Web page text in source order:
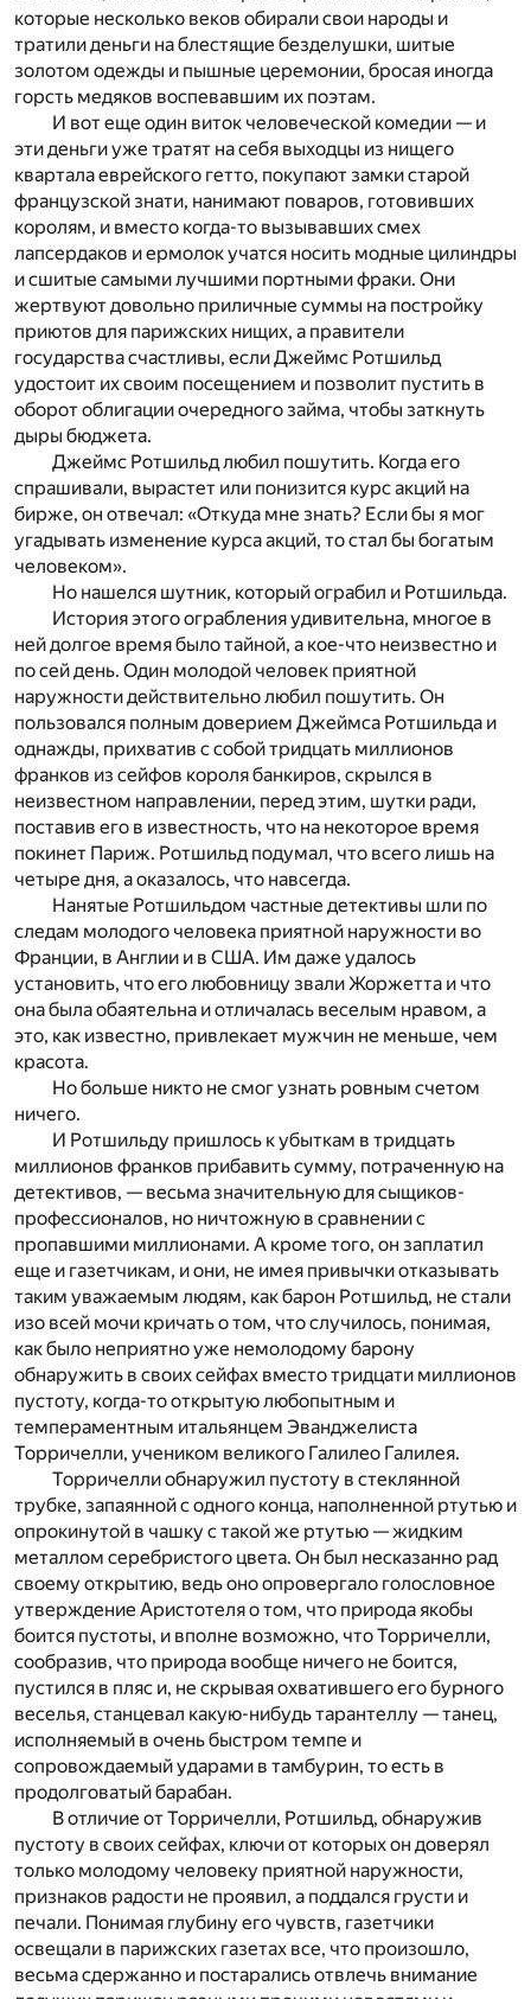
которые несколько веков обирали свои народы и
тратили деньги на блестящие безделушки, шитые
золотом одежды и пышные церемонии, бросая иногда
горсть медяков воспевавшим их поэтам.
И вот еще один виток человеческой комедии — и
эти деньги уже тратят на себя выходцы из нищего
квартала еврейского гетто, покупают замки старой
французской знати, нанимают поваров, готовивших
королям, и вместо когда-то вызывавших смех
лапсердаков и ермолок учатся носить модные цилиндры
и сшитые самыми лучшими портными фраки. Они
жертвуют довольно приличные суммы на постройку
приютов для парижских нищих, а правители
государства счастливы, если Джеймс Ротшильд
удостоит их своим посещением и позволит пустить в
оборот облигации очередного займа, чтобы заткнуть
дыры бюджета.
Джеймс Ротшильд любил пошутить. Когда его
спрашивали, вырастет или понизится курс акций на
бирже, он отвечал: «Откуда мне знать? Если бы я мог
угадывать изменение курса акций, то стал бы богатым
человеком».
Но нашелся шутник, который ограбил и Ротшильда.
История этого ограбления удивительна, многое в
ней долгое время было тайной, а кое-что неизвестно и
по сей день. Один молодой человек приятной
наружности действительно любил пошутить. Он
пользовался полным доверием Джеймса Ротшильда и
однажды, прихватив с собой тридцать миллионов
франков из сейфов короля банкиров, скрылся в
неизвестном направлении, перед этим, шутки ради,
поставив его в известность, что на некоторое время
покинет Париж. Ротшильд подумал, что всего лишь на
четыре дня, а оказалось, что навсегда.
Нанятые Ротшильдом частные детективы шли по
следам молодого человека приятной наружности во
Франции, в Англии и в США. Им даже удалось
установить, что его любовницу звали Жоржетта и что
она была обаятельна и отличалась веселым нравом, а
это, как известно, привлекает мужчин не меньше, чем
красота.
Но больше никто не смог узнать ровным счетом
ничего.
И Ротшильду пришлось к убыткам в тридцать
миллионов франков прибавить сумму, потраченную на
детективов, — весьма значительную для сыщиков-
профессионалов, но ничтожную в сравнении с
пропавшими миллионами. А кроме того, он заплатил
еще и газетчикам, и они, не имея привычки отказывать
таким уважаемым людям, как барон Ротшильд, не стали
изо всей мочи кричать о том, что случилось, понимая,
как было неприятно уже немолодому барону
обнаружить в своих сейфах вместо тридцати миллионов
пустоту, когда-то открытую любопытным и
темпераментным итальянцем Эванджелиста
Торричелли, учеником великого Галилео Галилея.
Торричелли обнаружил пустоту в стеклянной
трубке, запаянной с одного конца, наполненной ртутью и
опрокинутой в чашку с такой же ртутью — жидким
металлом серебристого цвета. Он был несказанно рад
своему открытию, ведь оно опровергало голословное
утверждение Аристотеля о том, что природа якобы
боится пустоты, и вполне возможно, что Торричелли,
сообразив, что природа вообще ничего не боится,
пустился в пляс и, не скрывая охватившего его бурного
веселья, станцевал какую-нибудь тарантеллу — танец,
исполняемый в очень быстром темпе и
сопровождаемый ударами в тамбурин, то есть в
продолговатый барабан.
В отличие от Торричелли, Ротшильд, обнаружив
пустоту в своих сейфах, ключи от которых он доверял
только молодому человеку приятной наружности,
признаков радости не проявил, а поддался грусти и
печали. Понимая глубину его чувств, газетчики
освещали в парижских газетах все, что произошло,
весьма сдержанно и постарались отвлечь внимание